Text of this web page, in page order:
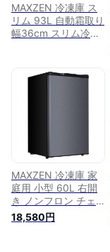
MAXZEN 冷凍庫 ス
リム 93L 自動霜取り
幅36cm スリム冷凍
右開き ノンフロン
MAXZEN 冷凍庫 家
庭用 小型 60L 右開
き ノンフロン チェ
ストフリーザー 前開
き コンパクト フリ
18,580円